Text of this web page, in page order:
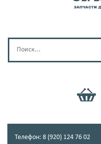
Телефон: 8 (920) 124 76 02